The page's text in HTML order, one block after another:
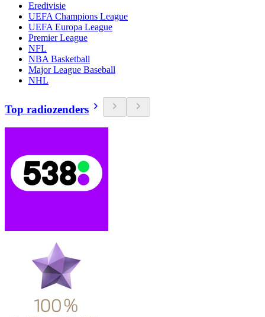
Eredivisie
UEFA Champions League
UEFA Europa League
Premier League
NFL
NBA Basketball
Major League Baseball
NHL
Top radiozenders